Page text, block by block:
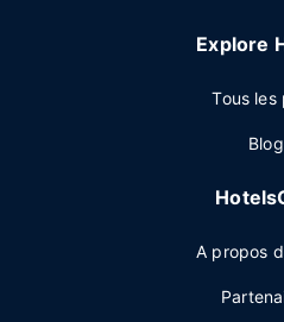
Explore
Tous les
Blog
A propos